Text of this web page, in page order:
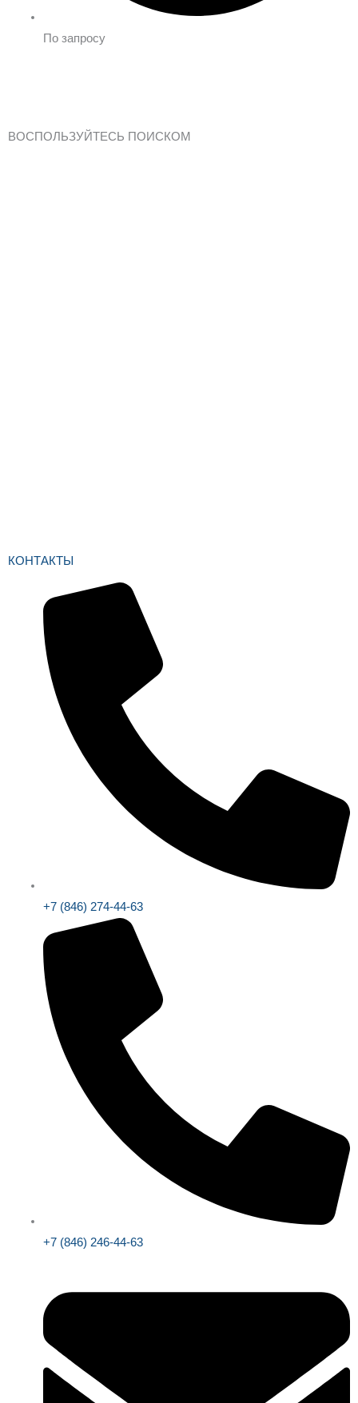
По запросу
ВОСПОЛЬЗУЙТЕСЬ ПОИСКОМ
КОНТАКТЫ
+7 (846) 274-44-63
+7 (846) 246-44-63